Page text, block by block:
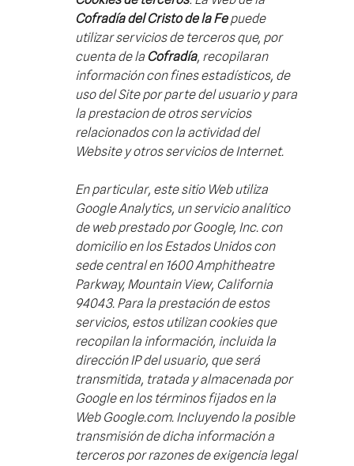
Cofradía del Cristo de la Fepuede
utilizar servicios de terceros que, por
cuenta de la Cofradía, recopilaran
información con fines estadísticos, de
uso del Site por parte del usuario y para
la prestacion de otros servicios
relacionados con la actividad del
Website y otros servicios de Internet.
En particular, este sitio Web utiliza
Google Analytics, un servicio analítico
de web prestado por Google, Inc. con
domicilio en los Estados Unidos con
sede central en 1600 Amphitheatre
Parkway, Mountain View, California
94043. Para la prestación de estos
servicios, estos utilizan cookies que
recopilan la información, incluida la
dirección IP del usuario, que será
transmitida, tratada y almacenada por
Google en los términos fijados en la
Web Google.com. Incluyendo la posible
transmisión de dicha información a
terceros por razones de exigencia legal